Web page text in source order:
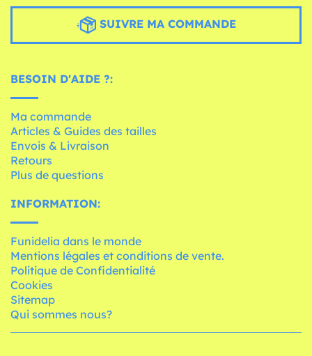
SUIVRE MA COMMANDE
BESOIN D'AIDE ?:
Ma commande
Articles & Guides des tailles
Envois & Livraison
Retours
Plus de questions
INFORMATION:
Funidelia dans le monde
Mentions légales et conditions de vente.
Politique de Confidentialité
Cookies
Sitemap
Qui sommes nous?